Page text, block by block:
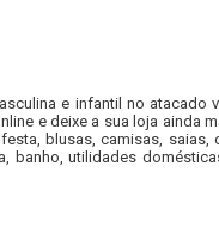
e infantil no atacado
e deixe a sua loja ainda
blusas, camisas,
banho, utilidades